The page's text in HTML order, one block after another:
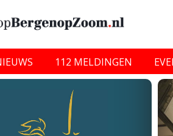
112 MELDINGEN